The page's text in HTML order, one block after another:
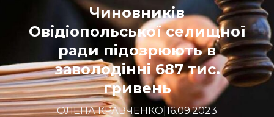
Чиновників
Овідіопольської селищної
ради підозрюють в
заволодінні 687 тис.
гривень
ОЛЕНА КРАВЧЕНКО 16.09.2023